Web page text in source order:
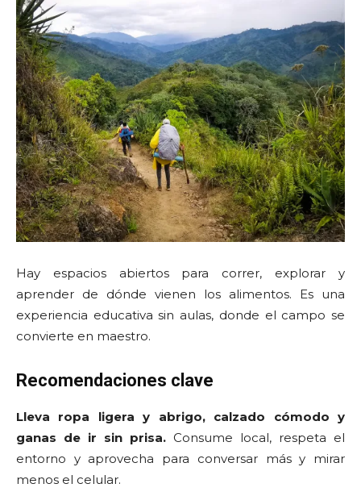
Hay espacios abiertos para correr, explorar y
aprender de dónde vienen los alimentos. Es una
experiencia educativa sin aulas, donde el campo se
convierte en maestro.
Recomendaciones clave
Lleva ropa ligera y abrigo, calzado cómodo y
ganas de ir sin prisa. Consume local, respeta el
entorno y aprovecha para conversar más y mirar
menos el celular.